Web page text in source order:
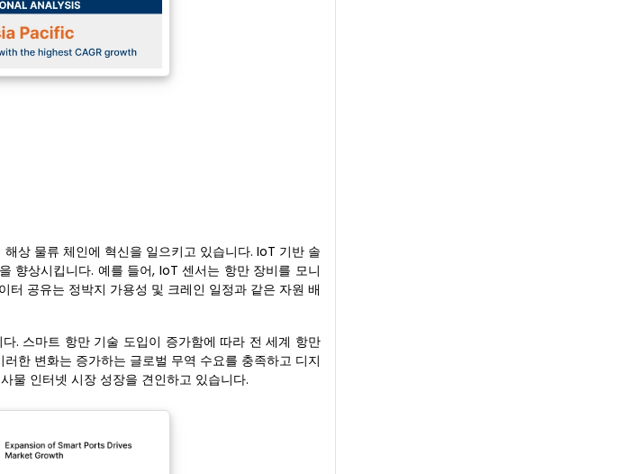
상 물류 체인에 혁신을 일으키고 있습니다. IoT 기반 솔
향상시킵니다. 예를 들어, IoT 센서는 항만 장비를 모니
공유는 정박지 가용성 및 크레인 일정과 같은 자원 배
. 스마트 항만 기술 도입이 증가함에 따라 전 세계 항만
한 변화는 증가하는 글로벌 무역 수요를 충족하고 디지
물 인터넷 시장 성장을 견인하고 있습니다.